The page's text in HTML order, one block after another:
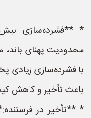
* **فشرده‌سازی بیش
محدودیت پهنای باند،
با فشرده‌سازی زیادی
باعث تأخیر و کاهش
* **تأخیر در